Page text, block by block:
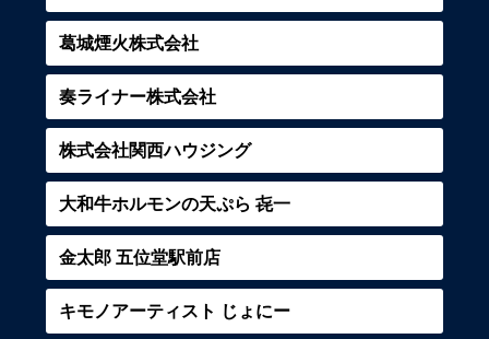
葛城煙火株式会社
奏ライナー株式会社
株式会社関西ハウジング
大和牛ホルモンの天ぷら 㐂一
金太郎 五位堂駅前店
キモノアーティスト じょにー